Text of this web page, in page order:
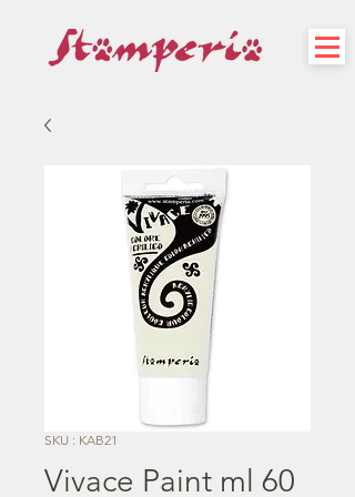
SKU : KAB21
Vivace Paint ml 60